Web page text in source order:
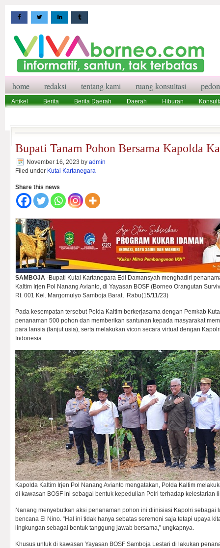
home redaksi tentang kami ruang konsultasi
Artikel Berita Berita Daerah Daerah Hiburan
Bupati Tanam Pohon Bersama Kapolda
November 16, 2023 by admin
Filed under Kutai Kartanegara
Share this news
SAMBOJA -Bupati Kutai Kartanegara Edi Damansyah menghadiri
Kaltim Irjen Pol Nanang Avianto, di Yayasan BOSF (Borneo Orangutan
Rt. 001 Kel. Margomulyo Samboja Barat, Rabu(15/11/23)
Pada kesempatan tersebut Polda Kaltim berkerjasama dengan Pemkab
penanaman 500 pohon dan memberikan santunan kepada masyarakat
para lansia (lanjut usia), serta melakukan vicon secara virtual dengan
Indonesia.
Kapolda Kaltim Irjen Pol Nanang Avianto mengatakan, Polda Kaltim
di kawasan BOSF ini sebagai bentuk kepedulian Polri terhadap kelestarian
Nanang menyebutkan aksi penanaman pohon ini diinisiasi Kapolri sebagai
bencana El Nino. “Hal ini tidak hanya sebatas seremoni saja tetapi upaya
lingkungan sebagai bentuk tanggung jawab bersama,” ungkapnya.
Khusus untuk di kawasan Yayasan BOSF Samboja Lestari di lakukan